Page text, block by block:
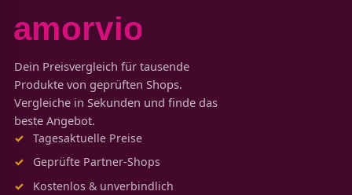
Dein Preisvergleich für tausende
Produkte von geprüften Shops.
Vergleiche in Sekunden und finde das
beste Angebot.
Tagesaktuelle Preise
Geprüfte Partner-Shops
Kostenlos & unverbindlich